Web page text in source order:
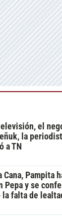
el
la
a TN
Cana, Pampita
Pepa y se
la falta de